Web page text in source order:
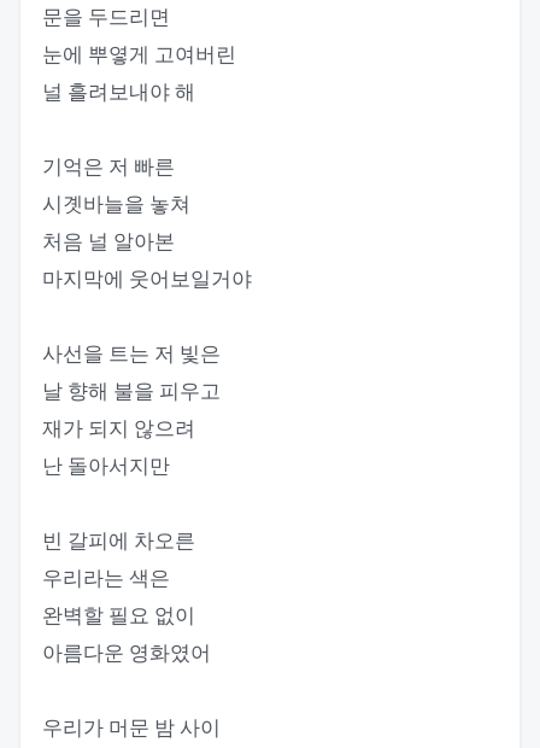
문을 두드리면
눈에 뿌옇게 고여버린
널 흘려보내야 해
기억은 저 빠른
시곗바늘을 놓쳐
처음 널 알아본
마지막에 웃어보일거야
사선을 트는 저 빛은
날 향해 불을 피우고
재가 되지 않으려
난 돌아서지만
빈 갈피에 차오른
우리라는 색은
완벽할 필요 없이
아름다운 영화였어
우리가 머문 밤 사이